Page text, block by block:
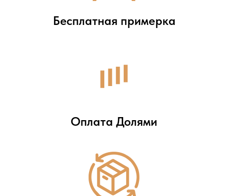
Бесплатная примерка
Оплата Долями